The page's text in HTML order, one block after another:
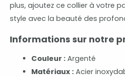
plus, ajoutez ce collier à votre
style avec la beauté des
Informations sur notre
Couleur :Argenté
Matériaux :Acier